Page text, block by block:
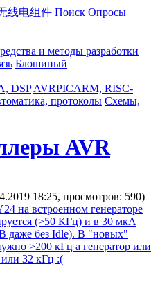
线电组件 Поиск Опросы
и методы разработки
Блошиный
DSP AVRPICARM, RISC-
протоколы Схемы,
AVR
18:25, просмотров: 590)
на встроенном генераторе
(>50 КГц) и в 30 мкА
даже без Idle). В "новых"
>200 кГц а генератор или
32 кГц :(